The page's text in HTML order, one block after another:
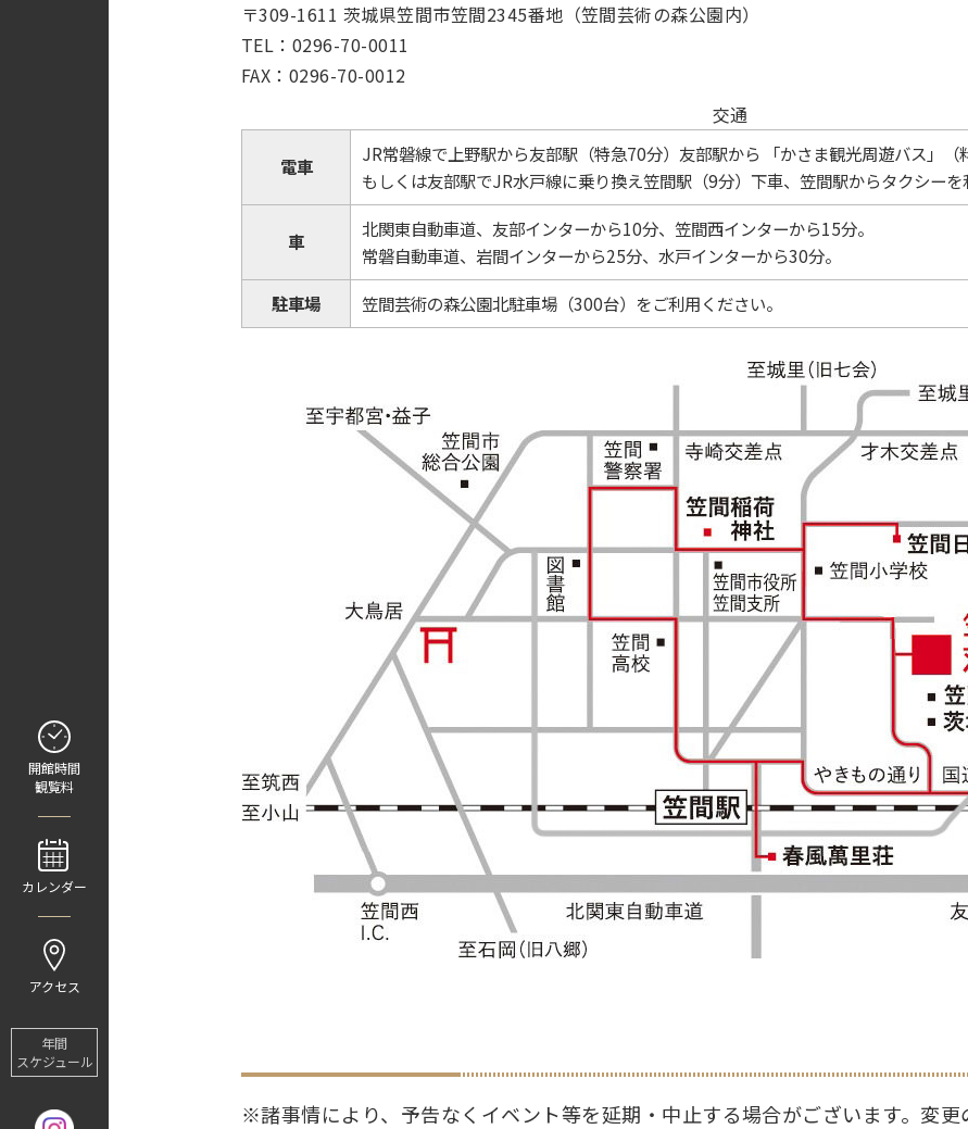
開館時間
観覧料
カレンダー
アクセス
年間
スケジュール
〒309-1611 茨城県笠間市笠間2345番地（笠間芸術の森公園内）
TEL：0296-70-0011
FAX：0296-70-0012
交通
電車
JR常磐線で上野駅から友部駅（特急70分）友部駅から 「かさま観光周遊バス」（
もしくは友部駅でJR水戸線に乗り換え笠間駅（9分）下車、笠間駅からタクシーを
車
北関東自動車道、友部インターから10分、笠間西インターから15分。
常磐自動車道、岩間インターから25分、水戸インターから30分。
駐車場
笠間芸術の森公園北駐車場（300台）をご利用ください。
※諸事情により、予告なくイベント等を延期・中止する場合がございます。変